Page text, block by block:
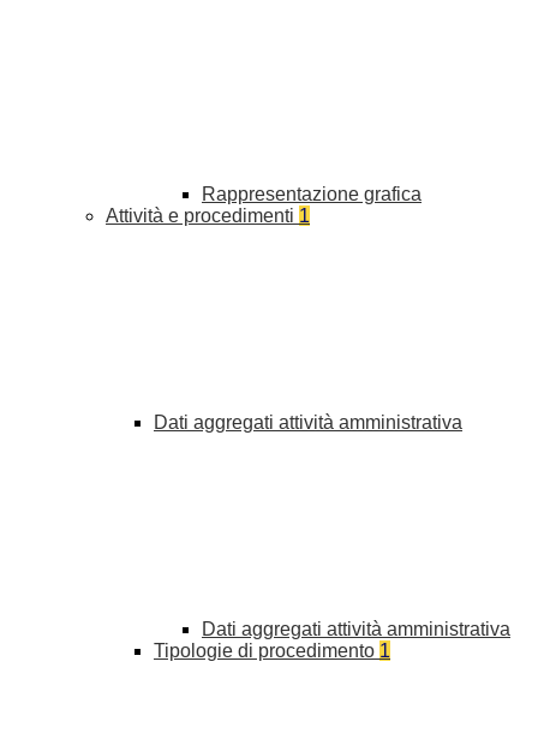
Rappresentazione grafica
Attività e procedimenti 1
Dati aggregati attività amministrativa
Dati aggregati attività amministrativa
Tipologie di procedimento 1